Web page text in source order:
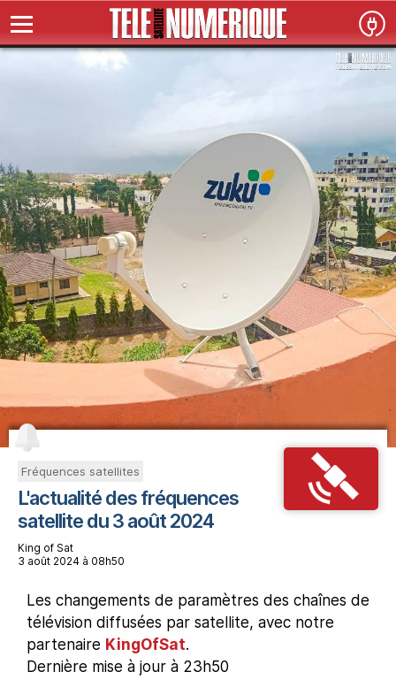
Fréquences satellites
L'actualité des fréquences
satellite du 3 août 2024
King of Sat
3 août 2024 à 08h50
Les changements de paramètres des chaînes de
télévision diffusées par satellite, avec notre
partenaire KingOfSat.
Dernière mise à jour à 23h50